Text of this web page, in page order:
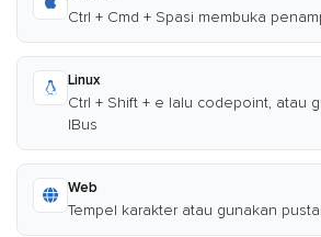
Ctrl + Cmd + Spasi membuka
Linux
Ctrl + Shift + e lalu codepoint, atau
IBus
Web
Tempel karakter atau gunakan